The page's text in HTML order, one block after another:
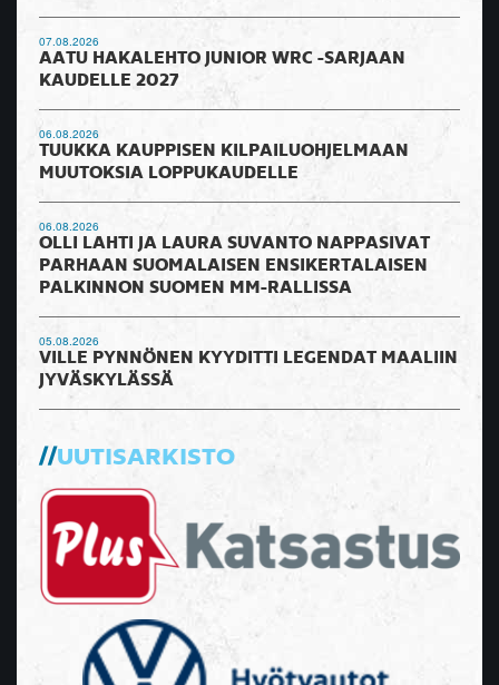
07.08.2026
AATU HAKALEHTO JUNIOR WRC -SARJAAN
KAUDELLE 2027
06.08.2026
TUUKKA KAUPPISEN KILPAILUOHJELMAAN
MUUTOKSIA LOPPUKAUDELLE
06.08.2026
OLLI LAHTI JA LAURA SUVANTO NAPPASIVAT
PARHAAN SUOMALAISEN ENSIKERTALAISEN
PALKINNON SUOMEN MM-RALLISSA
05.08.2026
VILLE PYNNÖNEN KYYDITTI LEGENDAT MAALIIN
JYVÄSKYLÄSSÄ
UUTISARKISTO